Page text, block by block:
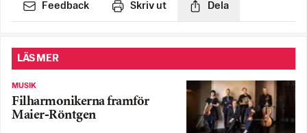
Feedback Skriv ut Dela
LÄS MER
MUSIK
Filharmonikerna framför
Maier-Röntgen